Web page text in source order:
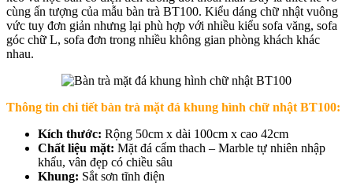
cùng ấn tượng của mẫu bàn trà BT100. Kiểu dáng chữ nhật vuông
vức tuy đơn giản nhưng lại phù hợp với nhiều kiểu sofa văng, sofa
góc chữ L, sofa đơn trong nhiều không gian phòng khách khác
nhau.
Thông tin chi tiết bàn trà mặt đá khung hình chữ nhật BT100:
Kích thước: Rộng 50cm x dài 100cm x cao 42cm
Chất liệu mặt: Mặt đá cẩm thach – Marble tự nhiên nhập
khẩu, vân đẹp có chiều sâu
Khung: Sắt sơn tĩnh điện